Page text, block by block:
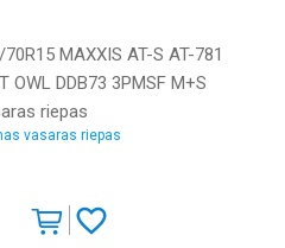
MAXXIS AT-S AT-781
OWL DDB73 3PMSF M+S
riepas
vasaras riepas